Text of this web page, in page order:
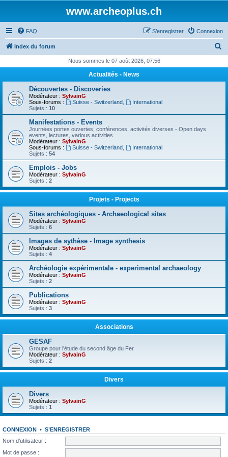
www.archeoplus.ch
FAQ Connexion
S’enregistrer
Index du forum
h
Nous sommes le 07 août 2026, 07:56
Actualités - News
Découvertes - Discoveries
Modérateur : SylvainG
Sous-forums :
Suisse - Switzerland,
International
Sujets : 10
Manifestations - Events
Journées portes ouvertes, conférences, activités diverses - Open days
events, lectures, various activities
Modérateur : SylvainG
Sous-forums :
Suisse - Switzerland,
International
Sujets : 54
Emplois - Jobs
Modérateur : SylvainG
Sujets : 2
Projets - Projects
Sites archéologiques - Archaeological sites
Modérateur : SylvainG
Sujets : 6
Images de sythèse - Image synthesis
Modérateur : SylvainG
Sujets : 4
Archéologie expérimentale - experimental archaeology
Modérateur : SylvainG
Sujets : 2
Publications
Modérateur : SylvainG
Sujets : 3
Associations
GESAF
Groupe pour l'étude du second âge du Fer
Modérateur : SylvainG
Sujets : 2
Divers
Divers
Modérateur : SylvainG
Sujets : 1
CONNEXION • S’ENREGISTRER
Nom d’utilisateur :
Mot de passe :